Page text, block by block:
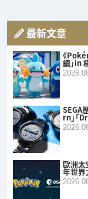
最新文章
《
鎮」in
SEGA
rn」「
歐洲太
年世界